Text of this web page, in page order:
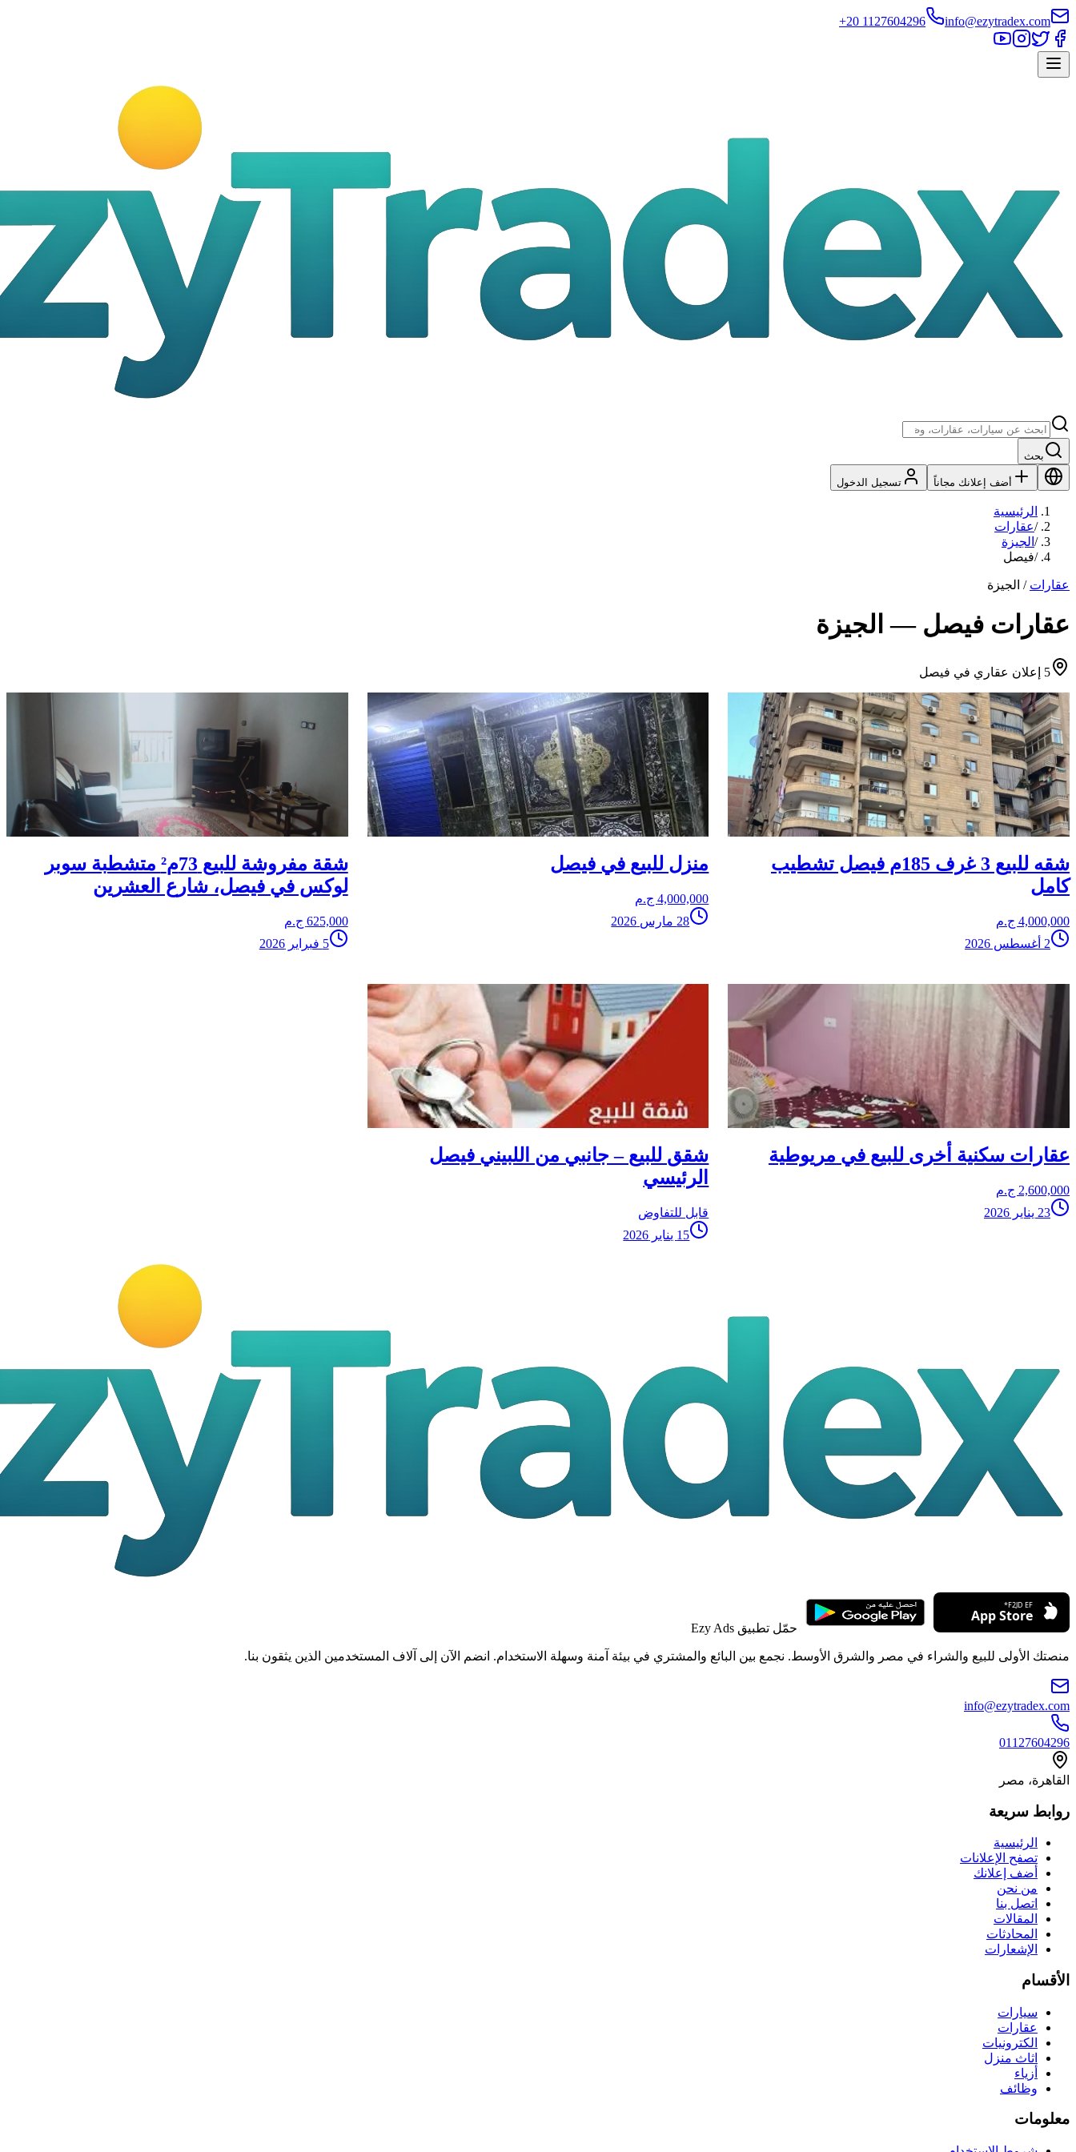
info@ezytradex.com
+20 1127604296
بحث
أضف إعلانك مجاناً تسجيل الدخول
الرئيسية
/عقارات
/ الجيزة
/فيصل
عقارات / الجيزة
عقارات فيصل — الجيزة
5 إعلان عقاري في فيصل
شقه للبيع 3 غرف 185م فيصل تشطيب
كامل
4,000,000 ج.م
2 أغسطس 2026
منزل للبيع في فيصل
4,000,000 ج.م
28 مارس 2026
شقة مفروشة للبيع 73م² متشطبة سوبر
لوكس في فيصل، شارع العشرين
625,000 ج.م
5 فبراير 2026
عقارات سكنية أخرى للبيع في مريوطية
2,600,000 ج.م
23 يناير 2026
شقق للبيع – جانبي من اللبيني فيصل
الرئيسي
قابل للتفاوض
15 يناير 2026
حمّل تطبيق Ezy Ads
منصتك الأولى للبيع والشراء في مصر والشرق الأوسط. نجمع بين البائع والمشتري في بيئة آمنة وسهلة الاستخدام. انضم الآن إلى آلاف المستخدمين الذين يثقون بنا.
info@ezytradex.com
01127604296
القاهرة، مصر
روابط سريعة
الرئيسية
تصفح الإعلانات
أضف إعلانك
من نحن
اتصل بنا
المقالات
المحادثات
الإشعارات
الأقسام
سيارات
عقارات
الكترونيات
اثاث منزل
أزياء
وظائف
معلومات